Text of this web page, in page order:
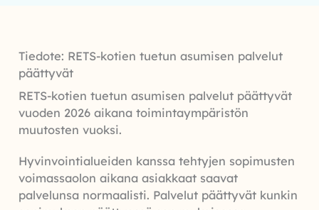
Tiedote: RETS-kotien tuetun asumisen palvelut
päättyvät
RETS-kotien tuetun asumisen palvelut päättyvät
vuoden 2026 aikana toimintaympäristön
muutosten vuoksi.
Hyvinvointialueiden kanssa tehtyjen sopimusten
voimassaolon aikana asiakkaat saavat
palvelunsa normaalisti. Palvelut päättyvät kunkin